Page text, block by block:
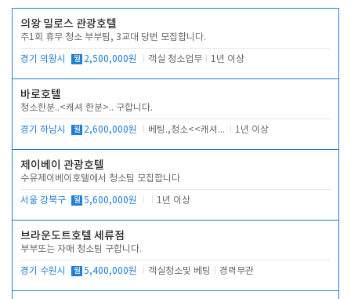
의왕 밀로스 관광호텔
주1회 휴무 청소 부부팀, 3교대 당번 모집합니다.
경기 의왕시 월 2,500,000원 객실 청소업무 1년 이상
바로호텔
청소한분..<캐셔 한분>.. 구합니다.
경기 하남시 월 2,600,000원 베팅.,청소<<캐셔 모셔봅니다. 1년 이상
제이베이 관광호텔
수유제이베이호텔에서 청소팀 모집합니다
서울 강북구 월 5,600,000원 1년 이상
브라운도트호텔 세류점
부부또는 자매 청소팀 구합니다.
경기 수원시 월 5,400,000원 객실청소및 베팅 경력무관